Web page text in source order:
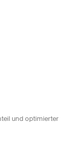
und optimierter